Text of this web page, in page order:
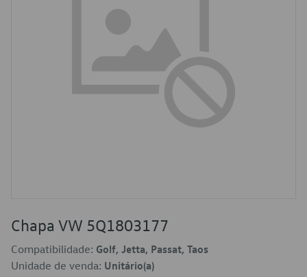
Chapa VW 5Q1803177
Compatibilidade: Golf, Jetta, Passat, Taos
Unidade de venda: Unitário(a)